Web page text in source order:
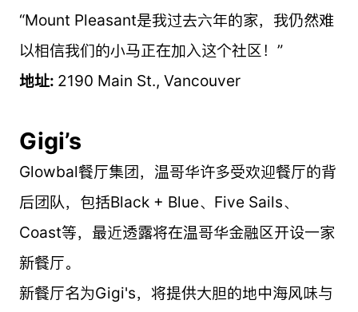
“Mount Pleasant是我过去六年的家，我仍然难
以相信我们的小马正在加入这个社区！”
地址: 2190 Main St., Vancouver
Gigi’s
Glowbal餐厅集团，温哥华许多受欢迎餐厅的背
后团队，包括Black + Blue、Five Sails、
Coast等，最近透露将在温哥华金融区开设一家
新餐厅。
新餐厅名为Gigi's，将提供大胆的地中海风味与